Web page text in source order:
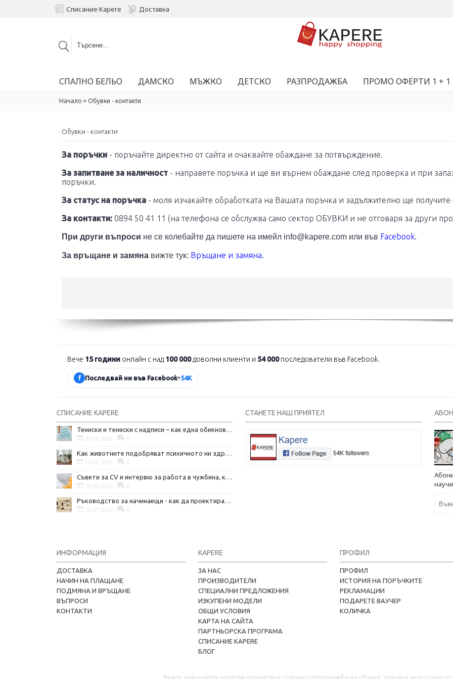
Списание Kapere Доставка
СПАЛНО БЕЛЬО ДАМСКО МЪЖКО ДЕТСКО РАЗПРОДАЖБА ПРОМО ОФЕРТИ 1 + 1
Начало »Обувки - контакти
Обувки - контакти
За поръчки - поръчайте директно от сайта и очаквайте обаждане за потвърждение.
За запитване за наличност - направете поръчка и ще ви върнем обаждане след проверка и при
поръчки.
За статус на поръчка - моля изчакайте обработката на Вашата поръчка и задължително ще
За контакти: ​0894 50 41 11 (на телефона се обслужва само сектор ОБУВКИ и не отговаря за други
При други въпроси не се колебайте да пишете на имейл info@kapere.com или във Facebook.
За връщане и замяна вижте тук: Връщане и замяна.
Вече 15 години онлайн с над 100 000доволни клиенти и 54 000последователи във Facebook.
f Последвай ни във Facebook•54K
СПИСАНИЕ KAPERE
Тениски и тениски с надписи – как една обикновена дреха се превърна в глас на хората
27.01.2026 0
Как животните подобряват психичното ни здраве и защо да си вземем домашен любимец
14.11.2025 0
Съвети за CV и интервю за работа в чужбина, когато не говорите местния език
30.09.2025 0
Ръководство за начинаещи - как да проектирате дома на мечтите си?
25.07.2025 0
СТАНЕТЕ НАШ ПРИЯТЕЛ
ИНФОРМАЦИЯ
ДОСТАВКА
НАЧИН НА ПЛАЩАНЕ
ПОДМЯНА И ВРЪЩАНЕ
ВЪПРОСИ
КОНТАКТИ
KAPERE
ЗА НАС
ПРОИЗВОДИТЕЛИ
СПЕЦИАЛНИ ПРЕДЛОЖЕНИЯ
ИЗКУПЕНИ МОДЕЛИ
ОБЩИ УСЛОВИЯ
КАРТА НА САЙТА
ПАРТНЬОРСКА ПРОГРАМА
СПИСАНИЕ KAPERE
БЛОГ
ПРОФИЛ
ПРОФИЛ
ИСТОРИЯ НА ПОРЪЧКИТЕ
РЕКЛАМАЦИИ
ПОДАРЕТЕ ВАУЧЕР
КОЛИЧКА
Вижте най-новите модели продукти и големи разпродажби на обувки, дрехи и аксесоари от